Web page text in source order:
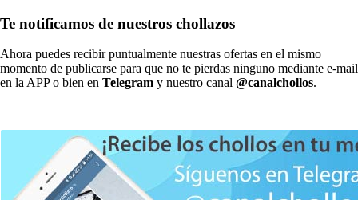
Te notificamos de nuestros chollazos
Ahora puedes recibir puntualmente nuestras ofertas en el mismo
momento de publicarse para que no te pierdas ninguno mediante e-mail
en la APP o bien en Telegram y nuestro canal @canalchollos.